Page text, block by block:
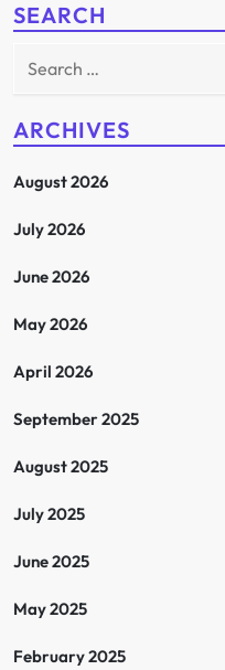
SEARCH
Search
ARCHIVES
August 2026
July 2026
June 2026
May 2026
April 2026
September 2025
August 2025
July 2025
June 2025
May 2025
February 2025